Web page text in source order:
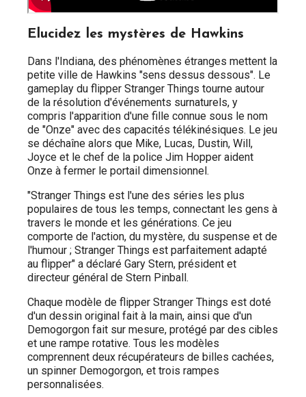
Elucidez les mystères de Hawkins
Dans l'Indiana, des phénomènes étranges mettent la
petite ville de Hawkins "sens dessus dessous". Le
gameplay du flipper Stranger Things tourne autour
de la résolution d'événements surnaturels, y
compris l'apparition d'une fille connue sous le nom
de "Onze" avec des capacités télékinésiques. Le jeu
se déchaîne alors que Mike, Lucas, Dustin, Will,
Joyce et le chef de la police Jim Hopper aident
Onze à fermer le portail dimensionnel.
"Stranger Things est l'une des séries les plus
populaires de tous les temps, connectant les gens à
travers le monde et les générations. Ce jeu
comporte de l'action, du mystère, du suspense et de
l'humour ; Stranger Things est parfaitement adapté
au flipper" a déclaré Gary Stern, président et
directeur général de Stern Pinball.
Chaque modèle de flipper Stranger Things est doté
d'un dessin original fait à la main, ainsi que d'un
Demogorgon fait sur mesure, protégé par des cibles
et une rampe rotative. Tous les modèles
comprennent deux récupérateurs de billes cachées,
un spinner Demogorgon, et trois rampes
personnalisées.